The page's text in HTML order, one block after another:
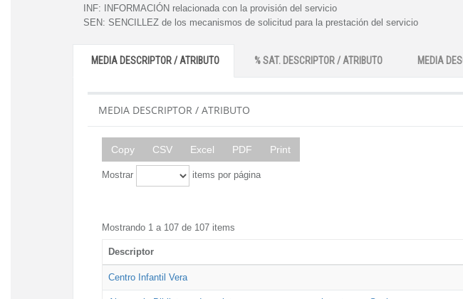
INF:
INFORMACIÓN relacionada con la provisión del servicio
SEN: SENCILLEZ de los mecanismos de solicitud para la prestación del servicio
MEDIA DESCRIPTOR / ATRIBUTO % SAT. DESCRIPTOR / ATRIBUTO MEDIA
MEDIA DESCRIPTOR / ATRIBUTO
Copy CSV Excel PDF Print
Mostrar items por página
Mostrando 1 a 107 de 107 items
Descriptor
Centro Infantil Vera